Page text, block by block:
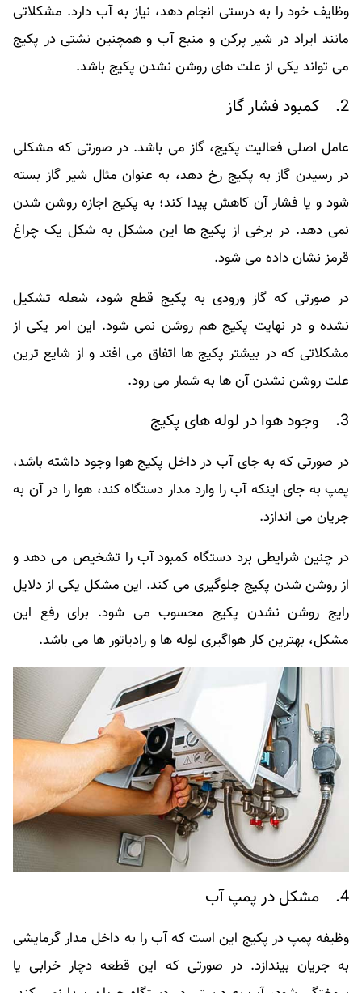
وظایف خود را به درستی انجام دهد، نیاز به آب دارد. مشکلاتی
مانند ایراد در شیر پرکن و منبع آب و همچنین نشتی در پکیج
می تواند یکی از علت های روشن نشدن پکیج باشد.
2. کمبود فشار گاز
عامل اصلی فعالیت پکیج، گاز می باشد. در صورتی که مشکلی
در رسیدن گاز به پکیج رخ دهد، به عنوان مثال شیر گاز بسته
شود و یا فشار آن کاهش پیدا کند؛ به پکیج اجازه روشن شدن
نمی دهد. در برخی از پکیج ها این مشکل به شکل یک چراغ
قرمز نشان داده می شود.
در صورتی که گاز ورودی به پکیج قطع شود، شعله تشکیل
نشده و در نهایت پکیج هم روشن نمی شود. این امر یکی از
مشکلاتی که در بیشتر پکیج ها اتفاق می افتد و از شایع ترین
علت روشن نشدن آن ها به شمار می رود.
3. وجود هوا در لوله های پکیج
در صورتی که به جای آب در داخل پکیج هوا وجود داشته باشد،
پمپ به جای اینکه آب را وارد مدار دستگاه کند، هوا را در آن به
جریان می اندازد.
در چنین شرایطی برد دستگاه کمبود آب را تشخیص می دهد و
از روشن شدن پکیج جلوگیری می کند. این مشکل یکی از دلایل
رایج روشن نشدن پکیج محسوب می شود. برای رفع این
مشکل، بهترین کار هواگیری لوله ها و رادیاتور ها می باشد.
4. مشکل در پمپ آب
وظیفه پمپ در پکیج این است که آب را به داخل مدار گرمایشی
به جریان بیندازد. در صورتی که این قطعه دچار خرابی یا